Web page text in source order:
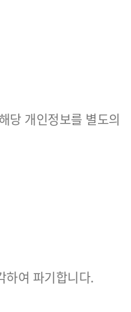
당 개인정보를 별도의
하여 파기합니다.